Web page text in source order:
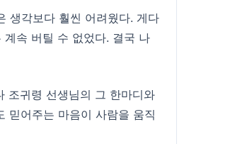
생각보다 훨씬 어려웠다. 게다
속 버틸 수 없었다. 결국 나
조귀령 선생님의 그 한마디와
믿어주는 마음이 사람을 움직